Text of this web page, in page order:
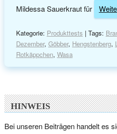
Mildessa Sauerkraut für
Kategorie: Produkttests | Tags:
Dezember, Göbber, Hengstenberg,
Rotkäppchen, Wasa
HINWEIS
Bei unseren Beiträgen handelt es